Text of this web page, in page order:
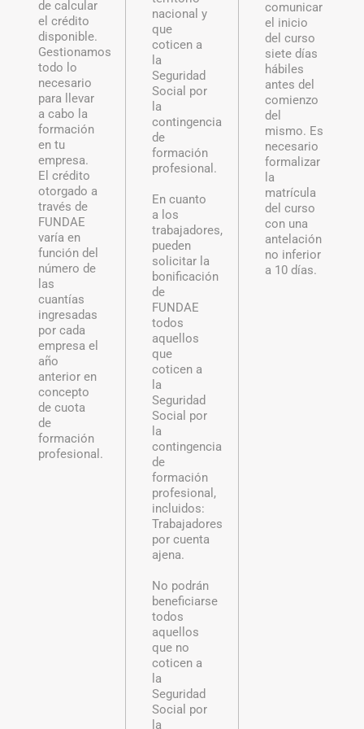
de calcular
el crédito
disponible.
Gestionamos
todo lo
necesario
para llevar
a cabo la
formación
en tu
empresa.
El crédito
otorgado a
través de
FUNDAE
varía en
función del
número de
las
cuantías
ingresadas
por cada
empresa el
año
anterior en
concepto
de cuota
de
formación
profesional.
nacional y
que
coticen a
la
Seguridad
Social por
la
contingencia
de
formación
profesional.
En cuanto
a los
trabajadores,
pueden
solicitar la
bonificación
de
FUNDAE
todos
aquellos
que
coticen a
la
Seguridad
Social por
la
contingencia
de
formación
profesional,
incluidos:
Trabajadores
por cuenta
ajena.
No podrán
beneficiarse
todos
aquellos
que no
coticen a
la
Seguridad
Social por
la
comunicar
el inicio
del curso
siete días
hábiles
antes del
comienzo
del
mismo. Es
necesario
formalizar
la
matrícula
del curso
con una
antelación
no inferior
a 10 días.